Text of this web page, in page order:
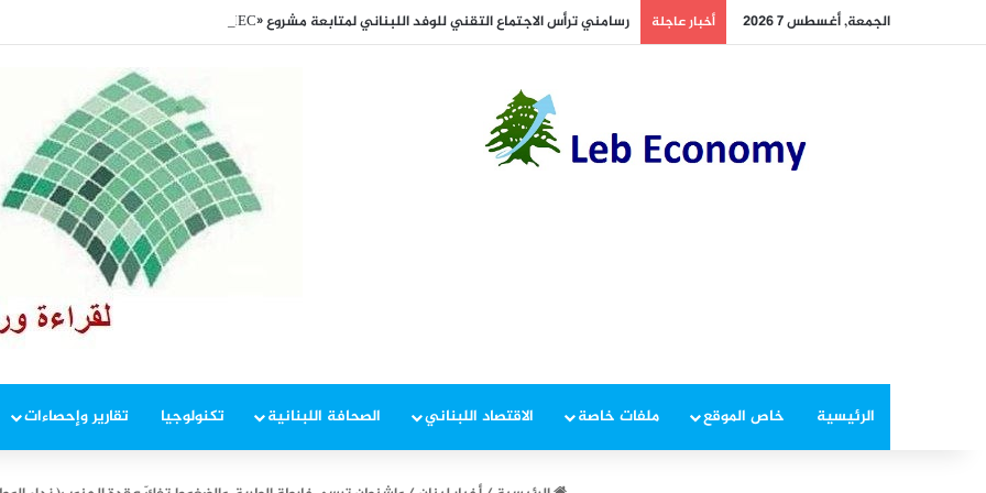
الجمعة, أغسطس 7 2026 أخبار عاجلة رسامني ترأس الاجتماع التقني للوفد اللبناني لمتابعة مشروع «IMEC»
الرئيسية خاص الموقع ملفات خاصة الاقتصاد اللبناني الصحافة اللبنانية تكنولوجيا تقارير وإحصاءات